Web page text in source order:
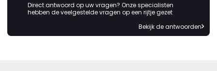
Direct antwoord op uw vragen? Onze specialisten
hebben de veelgestelde vragen op een rijtje gezet
Bekijk de antwoorden